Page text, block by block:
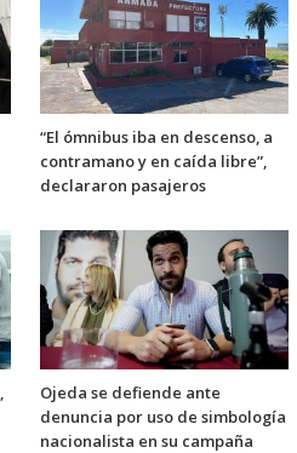
“El ómnibus iba en descenso, a
contramano y en caída libre”,
declararon pasajeros
Ojeda se defiende ante
denuncia por uso de simbología
nacionalista en su campaña